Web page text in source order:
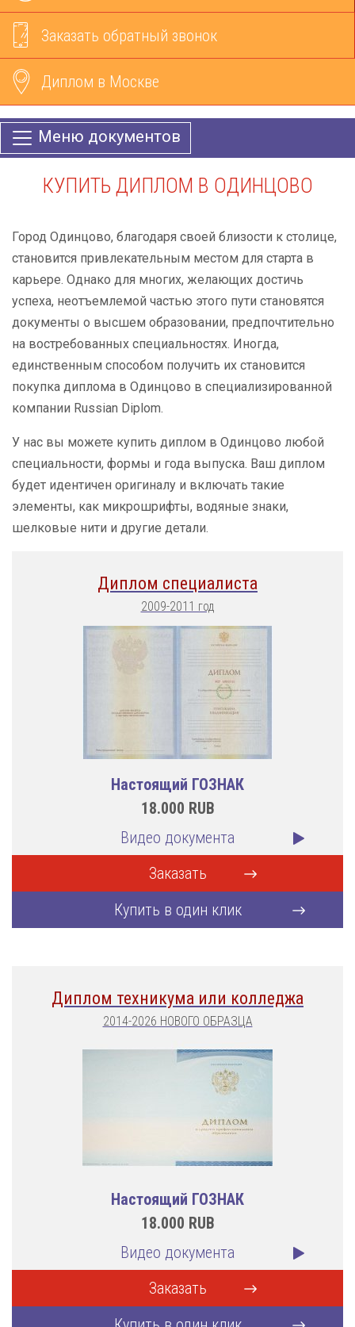
Заказать обратный звонок
Диплом в Москве
Меню документов
КУПИТЬ ДИПЛОМ В ОДИНЦОВО
Город Одинцово, благодаря своей близости к столице,
становится привлекательным местом для старта в
карьере. Однако для многих, желающих достичь
успеха, неотъемлемой частью этого пути становятся
документы о высшем образовании, предпочтительно
на востребованных специальностях. Иногда,
единственным способом получить их становится
покупка диплома в Одинцово в специализированной
компании Russian Diplom.
У нас вы можете купить диплом в Одинцово любой
специальности, формы и года выпуска. Ваш диплом
будет идентичен оригиналу и включать такие
элементы, как микрошрифты, водяные знаки,
шелковые нити и другие детали.
Диплом специалиста
2009-2011 год
Настоящий ГОЗНАК
18.000 RUB
Видео документа
Заказать
Купить в один клик
Диплом техникума или колледжа
2014-2026 НОВОГО ОБРАЗЦА
Настоящий ГОЗНАК
18.000 RUB
Видео документа
Заказать